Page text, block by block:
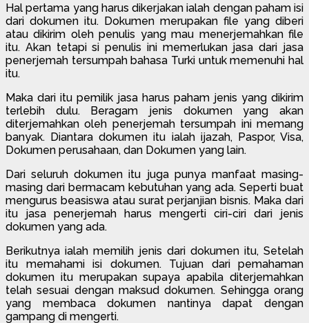
Hal pertama yang harus dikerjakan ialah dengan paham isi
dari dokumen itu. Dokumen merupakan file yang diberi
atau dikirim oleh penulis yang mau menerjemahkan file
itu. Akan tetapi si penulis ini memerlukan jasa dari jasa
penerjemah tersumpah bahasa Turki untuk memenuhi hal
itu.
Maka dari itu pemilik jasa harus paham jenis yang dikirim
terlebih dulu. Beragam jenis dokumen yang akan
diterjemahkan oleh penerjemah tersumpah ini memang
banyak. Diantara dokumen itu ialah ijazah, Paspor, Visa,
Dokumen perusahaan, dan Dokumen yang lain.
Dari seluruh dokumen itu juga punya manfaat masing-
masing dari bermacam kebutuhan yang ada. Seperti buat
mengurus beasiswa atau surat perjanjian bisnis. Maka dari
itu jasa penerjemah harus mengerti ciri-ciri dari jenis
dokumen yang ada.
Berikutnya ialah memilih jenis dari dokumen itu, Setelah
itu memahami isi dokumen. Tujuan dari pemahaman
dokumen itu merupakan supaya apabila diterjemahkan
telah sesuai dengan maksud dokumen. Sehingga orang
yang membaca dokumen nantinya dapat dengan
gampang di mengerti.